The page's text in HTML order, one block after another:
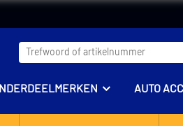
AUTO